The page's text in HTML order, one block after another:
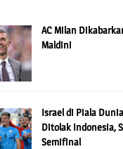
AC Milan
Maldini
Israel di Piala
Ditolak Indonesia,
Semifinal